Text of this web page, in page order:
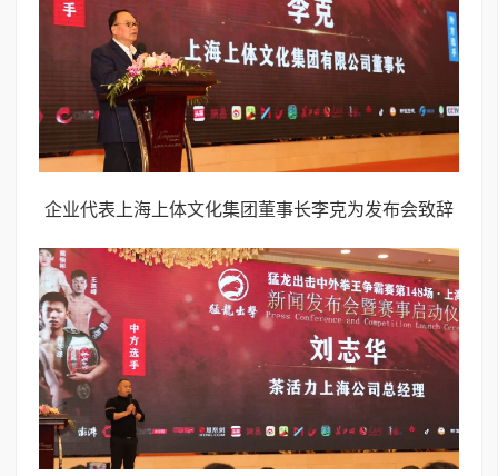
企业代表上海上体文化集团董事长李克为发布会致辞